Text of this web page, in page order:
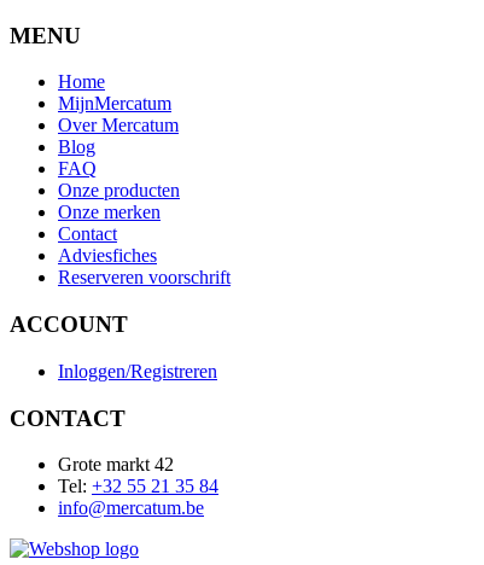
MENU
Home
MijnMercatum
Over Mercatum
Blog
FAQ
Onze producten
Onze merken
Contact
Adviesfiches
Reserveren voorschrift
ACCOUNT
Inloggen/Registreren
CONTACT
Grote markt 42
Tel: +32 55 21 35 84
info@mercatum.be